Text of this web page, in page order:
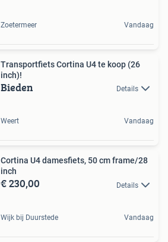
Zoetermeer Vandaag
Transportfiets Cortina U4 te koop (26
inch)!
Bieden Details
Weert Vandaag
Cortina U4 damesfiets, 50 cm frame/28
inch
€ 230,00 Details
Wijk bij Duurstede Vandaag